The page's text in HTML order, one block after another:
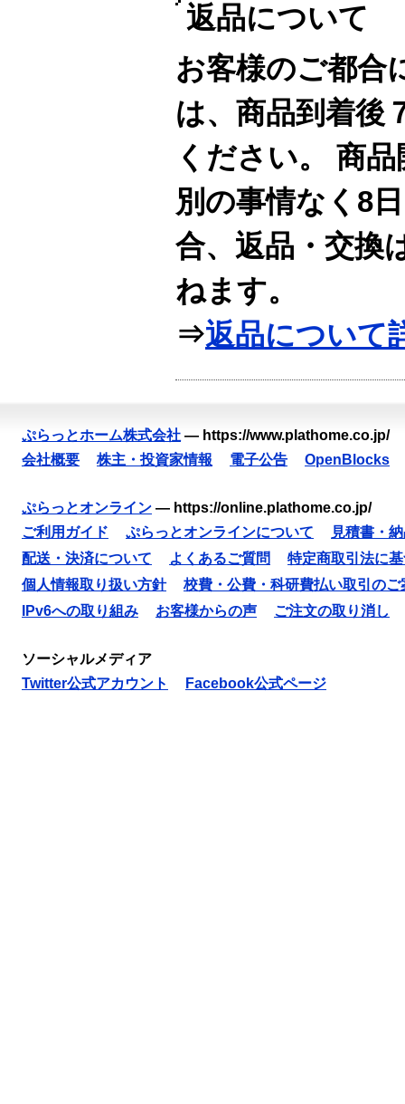
返品について
お客様のご都合
は、商品到着後
ください。 商
別の事情なく8
合、返品・交換
ねます。
⇒返品について
ぷらっとホーム株式会社 — https://www.plathome.co.jp/
会社概要
株主・投資家情報 電子公告 OpenBlocks
ぷらっとオンライン — https://online.plathome.co.jp/
ご利用ガイド
ぷらっとオンラインについて
見積書・
配送・決済について
よくあるご質問
特定商取引法に
個人情報取り扱い方針
校費・公費・科研費払い取引のご
IPv6への取り組み
お客様からの声 ご注文の取り消し
ソーシャルメディア
Twitter公式アカウント
Facebook公式ページ